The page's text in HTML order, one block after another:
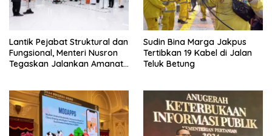
Lantik Pejabat Struktural dan
Fungsional, Menteri Nusron
Tegaskan Jalankan Amanat
Sudin Bina Marga Jakpus
Tertibkan 19 Kabel di Jalan
Teluk Betung